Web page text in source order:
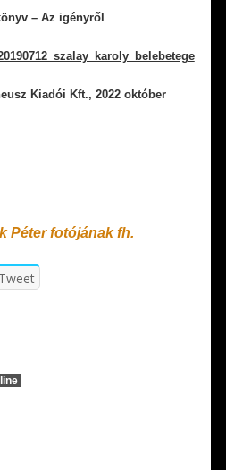
– Az igényről
Kiadói Kft., 2022 október
Péter fotójának fh.
Tweet